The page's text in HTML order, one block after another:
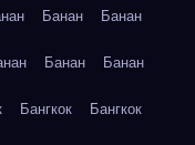
Банан Банан
Банан Банан
Бангкок Бангкок